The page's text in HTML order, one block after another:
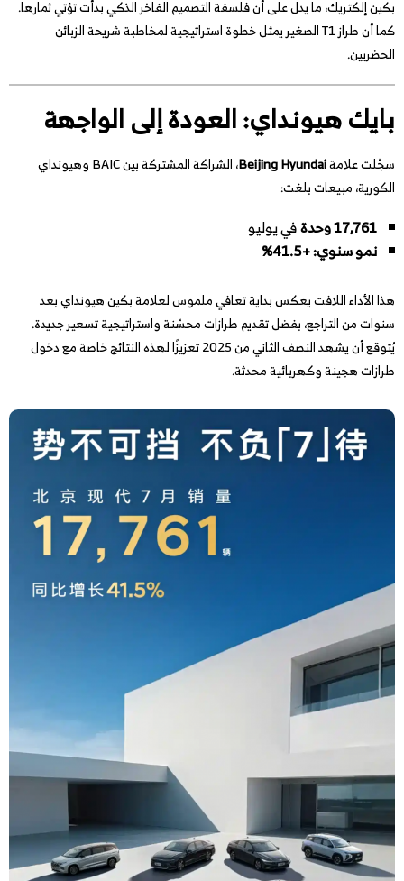
بكين إلكتريك، ما يدل على أن فلسفة التصميم الفاخر الذكي بدأت تؤتي ثمارها.
كما أن طراز T1 الصغير يمثل خطوة استراتيجية لمخاطبة شريحة الزبائن
الحضريين.
بايك هيونداي: العودة إلى الواجهة
سجّلت علامةBeijing Hyundai
، الشراكة المشتركة بين BAIC وهيونداي
الكورية، مبيعات بلغت:
17,761 وحدة
في يوليو
نمو سنوي: +41.5%
هذا الأداء اللافت يعكس بداية تعافي ملموس لعلامة بكين هيونداي بعد
سنوات من التراجع، بفضل تقديم طرازات محسّنة واستراتيجية تسعير جديدة.
يُتوقع أن يشهد النصف الثاني من 2025 تعزيزًا لهذه النتائج خاصة مع دخول
طرازات هجينة وكهربائية محدثة.